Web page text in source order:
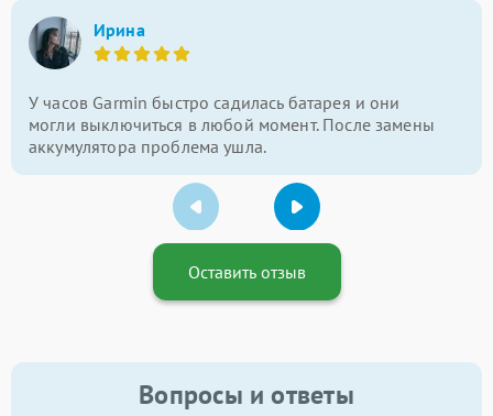
Ирина
У часов Garmin быстро садилась батарея и они
могли выключиться в любой момент. После замены
аккумулятора проблема ушла.
Оставить отзыв
Вопросы и ответы